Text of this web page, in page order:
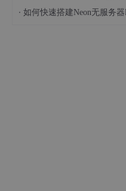
· 如何快速搭建Neon无服务器